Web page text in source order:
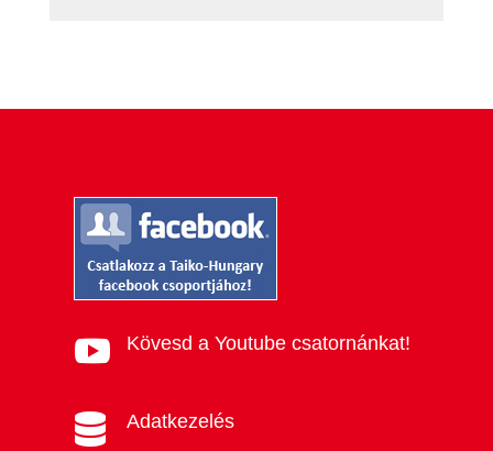
 Kövesd a Youtube csatornánkat!
 Adatkezelés